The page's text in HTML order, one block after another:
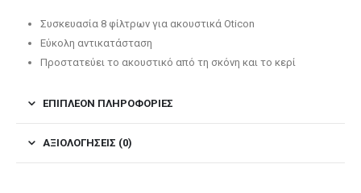
Συσκευασία 8 φίλτρων για ακουστικά Oticon
Εύκολη αντικατάσταση
Προστατεύει το ακουστικό από τη σκόνη και το κερί
ΕΠΙΠΛΈΟΝ ΠΛΗΡΟΦΟΡΊΕΣ
ΑΞΙΟΛΟΓΉΣΕΙΣ (0)